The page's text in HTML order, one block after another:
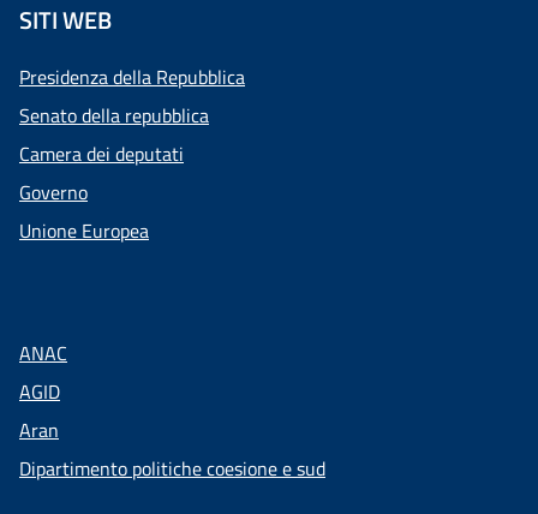
SITI WEB
Presidenza della Repubblica
Senato della repubblica
Camera dei deputati
Governo
Unione Europea
ANAC
AGID
Aran
Dipartimento politiche coesione e sud